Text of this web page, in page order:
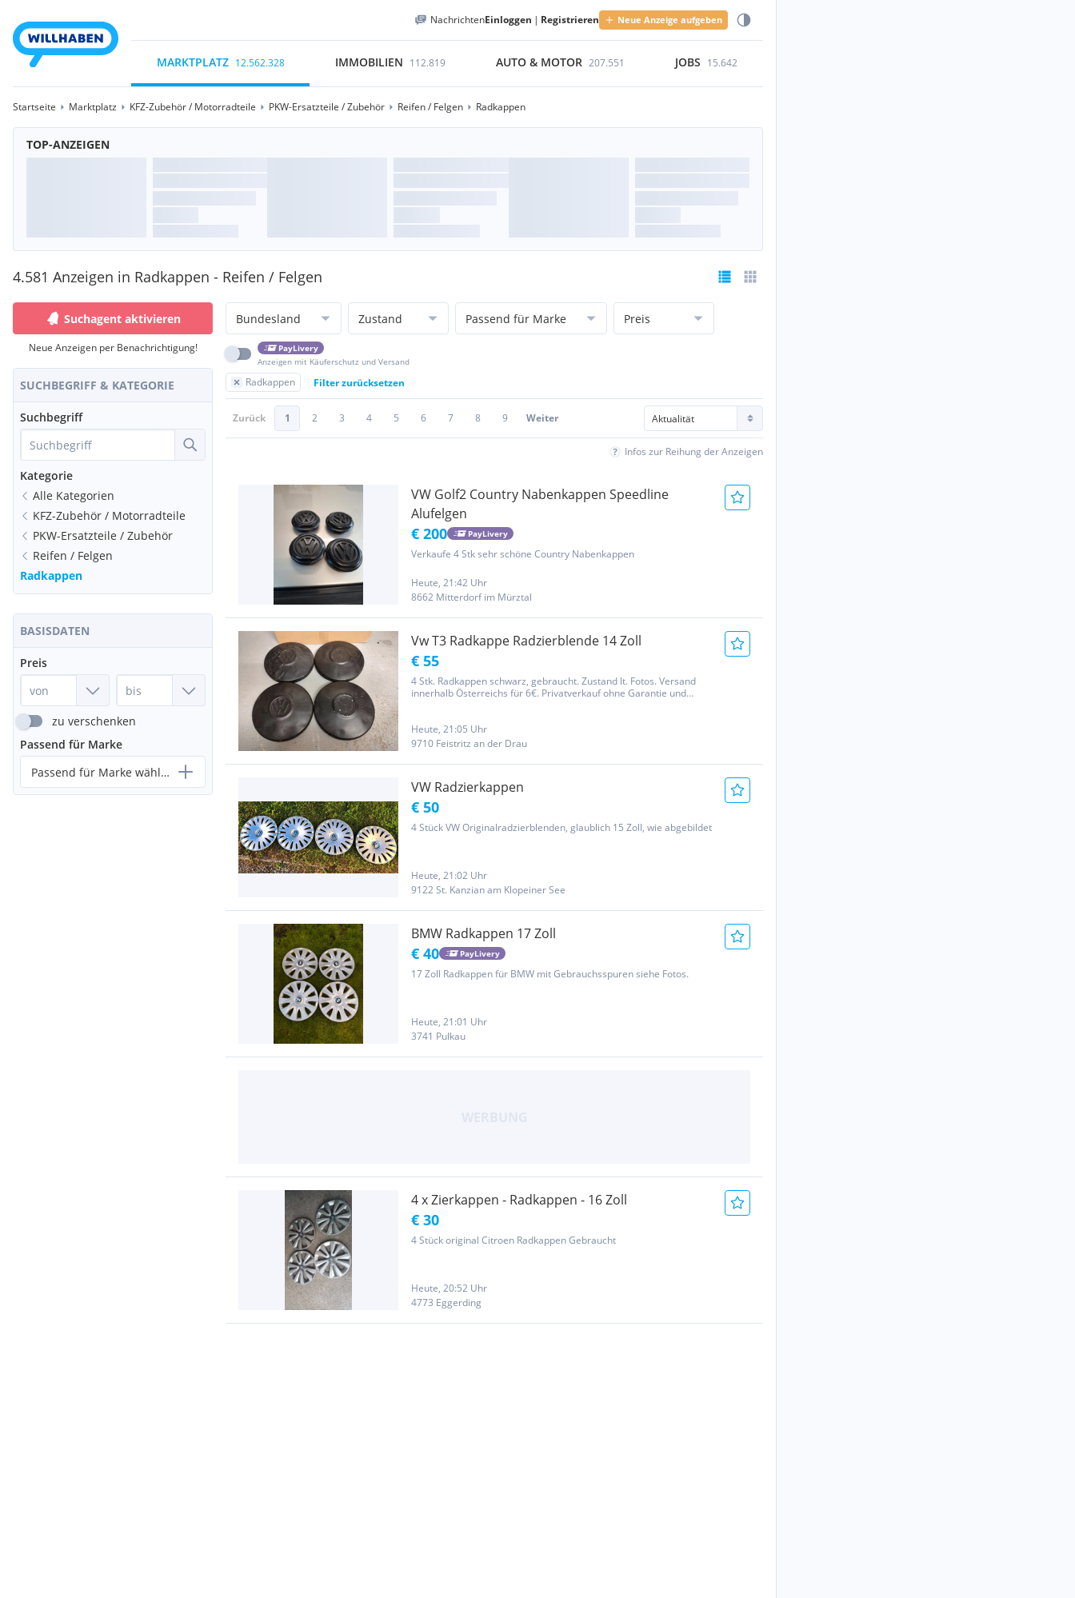
NachrichtenEinloggen | Registrieren Neue Anzeige aufgeben
MARKTPLATZ 12.562.328 IMMOBILIEN 112.819 AUTO & MOTOR 207.551 JOBS 15.642
Startseite Marktplatz KFZ-Zubehör / Motorradteile PKW-Ersatzteile / Zubehör Reifen / Felgen Radkappen
TOP-ANZEIGEN
4.581 Anzeigen in Radkappen - Reifen / Felgen
Suchagent aktivieren
Neue Anzeigen per Benachrichtigung!
SUCHBEGRIFF & KATEGORIE
Suchbegriff
Kategorie
Alle Kategorien
KFZ-Zubehör / Motorradteile
PKW-Ersatzteile / Zubehör
Reifen / Felgen
Radkappen
BASISDATEN
Preis
zu verschenken
Passend für Marke
Passend für Marke wählen...
Bundesland Zustand Passend für Marke Preis
PayLivery
Anzeigen mit Käuferschutz und Versand
Radkappen Filter zurücksetzen
Zurück 1 2 3 4 5 6 7 8 9 Weiter
Infos zur Reihung der Anzeigen
VW Golf2 Country Nabenkappen Speedline
Alufelgen
€ 200 PayLivery
Verkaufe 4 Stk sehr schöne Country Nabenkappen
Heute, 21:42 Uhr
8662 Mitterdorf im Mürztal
Vw T3 Radkappe Radzierblende 14 Zoll
€ 55
4 Stk. Radkappen schwarz, gebraucht. Zustand lt. Fotos. Versand
innerhalb Österreichs für 6€. Privatverkauf ohne Garantie und
Heute, 21:05 Uhr
9710 Feistritz an der Drau
VW Radzierkappen
€ 50
4 Stück VW Originalradzierblenden, glaublich 15 Zoll, wie abgebildet
Heute, 21:02 Uhr
9122 St. Kanzian am Klopeiner See
BMW Radkappen 17 Zoll
€ 40 PayLivery
17 Zoll Radkappen für BMW mit Gebrauchsspuren siehe Fotos.
Heute, 21:01 Uhr
3741 Pulkau
4 x Zierkappen - Radkappen - 16 Zoll
€ 30
4 Stück original Citroen Radkappen Gebraucht
Heute, 20:52 Uhr
4773 Eggerding